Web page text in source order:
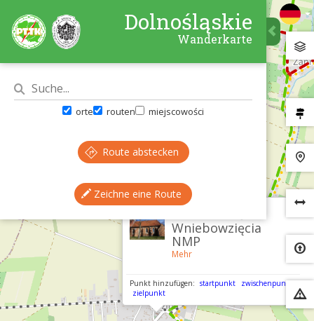
Wniebowzięcia
NMP
Mehr
Punkt hinzufügen: startpunkt
zwischenpunkt
zielpunkt
Dolnośląskie
Wanderkarte
orte routen miejscowości
Route abstecken
Zeichne eine Route